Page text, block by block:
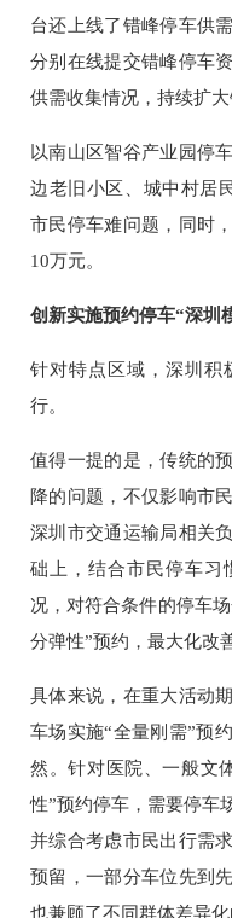
台还上线了错峰停车供
分别在线提交错峰停车
供需收集情况，持续扩大
以南山区智谷产业园停
边老旧小区、城中村居
市民停车难问题，同时
10万元。
创新实施预约停车“深圳
针对特点区域，深圳积
行。
值得一提的是，传统的
降的问题，不仅影响市
深圳市交通运输局相关
础上，结合市民停车习
况，对符合条件的停车
分弹性”预约，最大化改
具体来说，在重大活动
车场实施“全量刚需”预
然。针对医院、一般文
性”预约停车，需要停车
并综合考虑市民出行需
预留，一部分车位先到
也兼顾了不同群体差异化